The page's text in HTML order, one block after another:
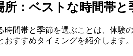
：ベストな時間帯と
間帯と季節を選ぶことは、体験
すすめタイミングを紹介します。